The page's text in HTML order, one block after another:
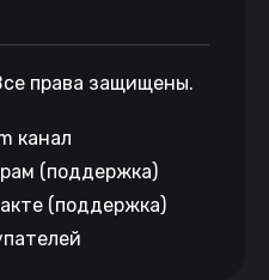
права защищены.
канал
(поддержка)
(поддержка)